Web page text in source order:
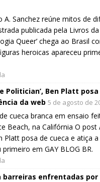
A. Sanchez reúne mitos de
publicada pela Livros da
Queer’ chega ao Brasil
heroicas apareceu
Politician’, Ben Platt
da web 5 de agosto de
cueca branca em ensaio
Beach, na Califórnia O post
Platt posa de cueca e atiça
em GAY BLOG BR.
barreiras enfrentadas